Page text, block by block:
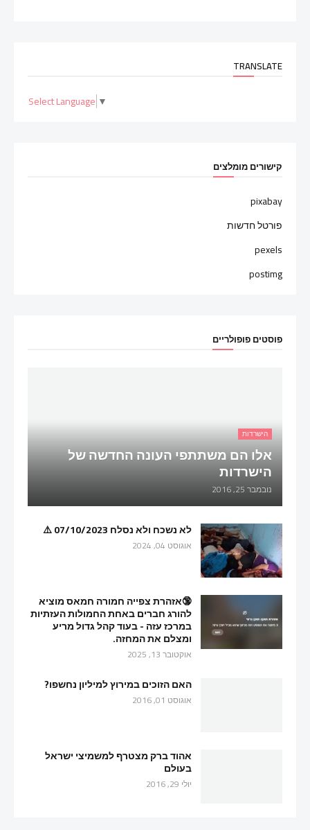
TRANSLATE
Select Language ▼
קישורים מומלצים
pixabay
פורטל חדשות
pexels
postimg
פוסטים פופולריים
הישרדות
אלו הם משתתפי העונה החדשה של
הישרדות
נובמבר 25, 2016
לא נשכח ולא נסלח 07/10/2023 ⚠️
אוגוסט 04, 2024
🔞אזהרת צפייה חמורה חמאס מוציא
להורג חברים באחת החמולות העזתיות
במרכז עזה - בעוד קהל גדול מריע
ומצלם את המחזה.
אוקטובר 13, 2025
האם הזוכים במירוץ למיליון נחשפו?
אוגוסט 01, 2016
אהוד ברק מצטרף למשמיצי ישראל
בעולם
יולי 29, 2016